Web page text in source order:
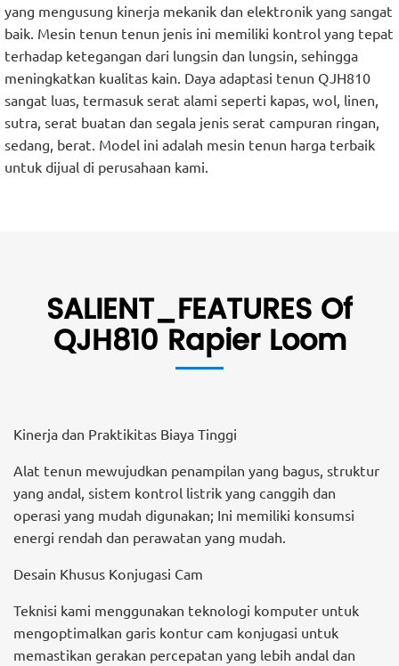
yang mengusung kinerja mekanik dan elektronik yang sangat
baik. Mesin tenun tenun jenis ini memiliki kontrol yang tepat
terhadap ketegangan dari lungsin dan lungsin, sehingga
meningkatkan kualitas kain. Daya adaptasi tenun QJH810
sangat luas, termasuk serat alami seperti kapas, wol, linen,
sutra, serat buatan dan segala jenis serat campuran ringan,
sedang, berat. Model ini adalah mesin tenun harga terbaik
untuk dijual di perusahaan kami.
SALIENT_FEATURES Of
QJH810 Rapier Loom
Kinerja dan Praktikitas Biaya Tinggi
Alat tenun mewujudkan penampilan yang bagus, struktur
yang andal, sistem kontrol listrik yang canggih dan
operasi yang mudah digunakan; Ini memiliki konsumsi
energi rendah dan perawatan yang mudah.
Desain Khusus Konjugasi Cam
Teknisi kami menggunakan teknologi komputer untuk
mengoptimalkan garis kontur cam konjugasi untuk
memastikan gerakan percepatan yang lebih andal dan